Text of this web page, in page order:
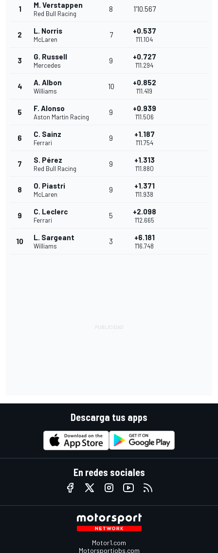
1 M. Verstappen
Red Bull Racing
8 1'10.567
2 L. Norris
McLaren
7 +0.537
1'11.104
3 G. Russell
Mercedes
9 +0.727
1'11.294
4 A. Albon
Williams
10 +0.852
1'11.419
5 F. Alonso
Aston Martin Racing
9 +0.939
1'11.506
6 C. Sainz
Ferrari
9 +1.187
1'11.754
7 S. Pérez
Red Bull Racing
9 +1.313
1'11.880
8 O. Piastri
McLaren
9 +1.371
1'11.938
9 C. Leclerc
Ferrari
5 +2.098
1'12.665
10 L. Sargeant
Williams
3 +6.181
1'16.748
Descarga tus apps
En redes sociales
Motor1.com
Motorsportjobs.com